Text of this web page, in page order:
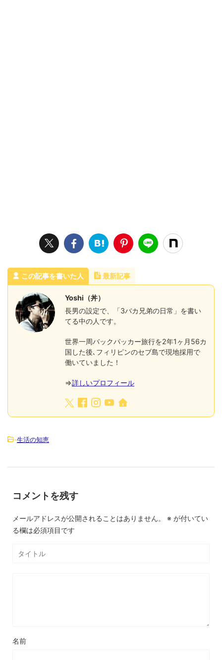
この記事を書いた人 最新記事
Yoshi（丼）
長男の設定で、「3バカ兄弟の日常」を書い
てる中の人です。
世界一周バックパッカー旅行を2年1ヶ月56カ
国した後､フィリピンのセブ島で現地採用で
働いていました！
⇒詳しいプロフィール
-生活の知恵
コメントを残す
メールアドレスが公開されることはありません。 ※ が付いてい
る欄は必須項目です
名前